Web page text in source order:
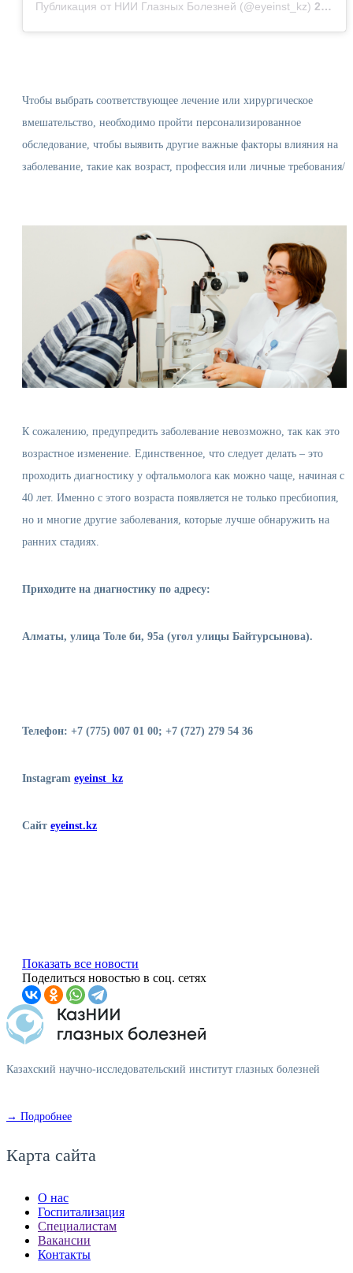
Публикация от НИИ Глазных Болезней (@eyeinst_kz) 29 Дек 2018 в 5:57 PST
Чтобы выбрать соответствующее лечение или хирургическое
вмешательство, необходимо пройти персонализированное
обследование, чтобы выявить другие важные факторы влияния на
заболевание, такие как возраст, профессия или личные требования/
К сожалению, предупредить заболевание невозможно, так как это
возрастное изменение. Единственное, что следует делать – это
проходить диагностику у офтальмолога как можно чаще, начиная с
40 лет. Именно с этого возраста появляется не только пресбиопия,
но и многие другие заболевания, которые лучше обнаружить на
ранних стадиях.
Приходите на диагностику по адресу:
Алматы, улица Толе би, 95а (угол улицы Байтурсынова).
Телефон: +7 (775) 007 01 00; +7 (727) 279 54 36
Instagram eyeinst kz
Сайт eyeinst.kz
Показать все новости
Поделиться новостью в соц. сетях
Казахский научно-исследовательский институт глазных болезней
→ Подробнее
Карта сайта
О нас
Госпитализация
Специалистам
Вакансии
Контакты